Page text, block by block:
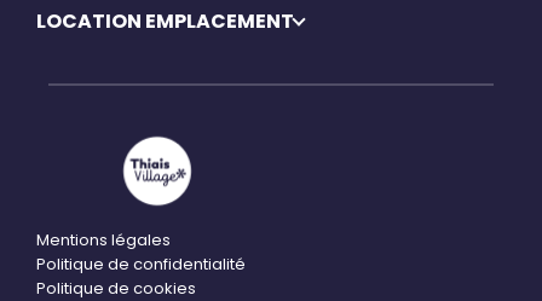
LOCATION EMPLACEMENT
Mentions légales
Politique de confidentialité
Politique de cookies